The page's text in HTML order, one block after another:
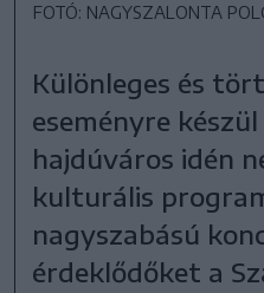
FOTÓ: NAGYSZALONTA
Különleges és
eseményre
hajdúváros idén
kulturális
nagyszabású
érdeklődőket a